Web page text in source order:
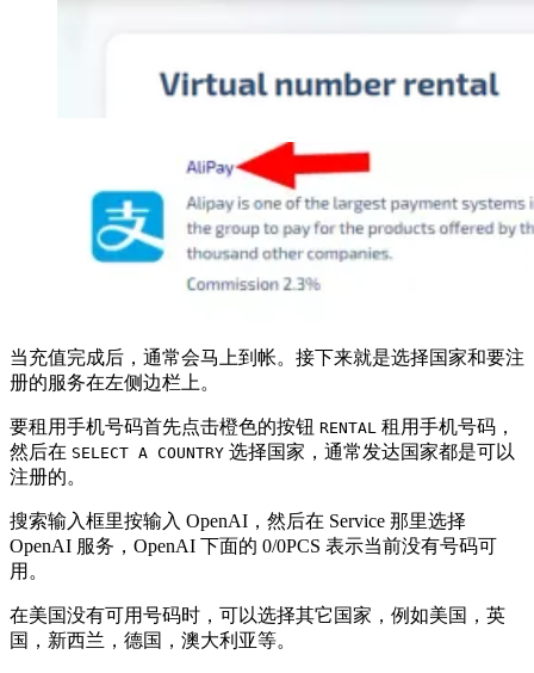
当充值完成后，通常会马上到帐。接下来就是选择国家和要注
册的服务在左侧边栏上。
要租用手机号码首先点击橙色的按钮 RENTAL 租用手机号码，
然后在 SELECT A COUNTRY 选择国家，通常发达国家都是可以
注册的。
搜索输入框里按输入 OpenAI，然后在 Service 那里选择
OpenAI 服务，OpenAI 下面的 0/0PCS 表示当前没有号码可
用。
在美国没有可用号码时，可以选择其它国家，例如美国，英
国，新西兰，德国，澳大利亚等。